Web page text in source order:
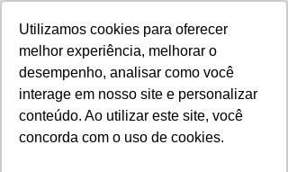
Utilizamos cookies para oferecer
melhor experiência, melhorar o
desempenho, analisar como você
interage em nosso site e personalizar
conteúdo. Ao utilizar este site, você
concorda com o uso de cookies.